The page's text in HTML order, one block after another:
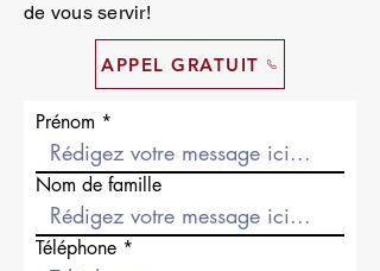
de vous servir!
APPEL GRATUIT
Prénom
Nom de famille
Téléphone